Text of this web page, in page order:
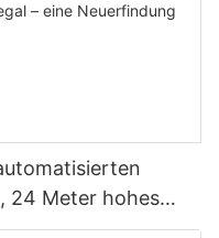
24 Meter hohes
des